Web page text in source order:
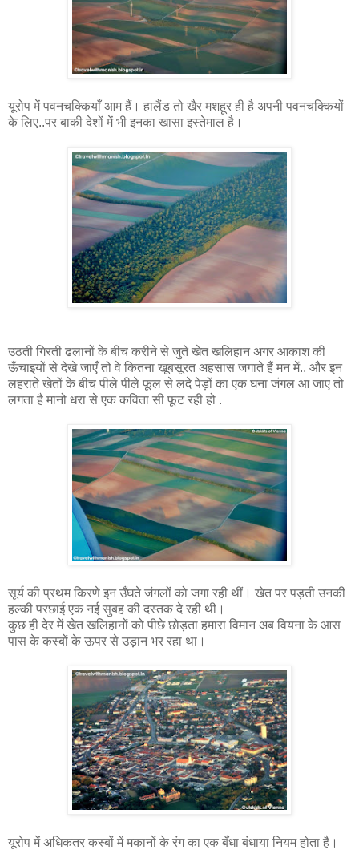
यूरोप में पवनचक्कियाँ आम हैं। हालैंड तो खैर मशहूर ही है अपनी पवनचक्कियों
के लिए..पर बाकी देशों में भी इनका खासा इस्तेमाल है।
उठती गिरती ढलानों के बीच करीने से जुते खेत खलिहान अगर आकाश की
ऊँचाइयों से देखे जाएँ तो वे कितना खूबसूरत अहसास जगाते हैं मन में.. और इन
लहराते खेतों के बीच पीले पीले फूल से लदे पेड़ों का एक घना जंगल आ जाए तो
लगता है मानो धरा से एक कविता सी फूट रही हो .
सूर्य की प्रथम किरणे इन उँघते जंगलों को जगा रही थीं। खेत पर पड़ती उनकी
हल्की परछाई एक नई सुबह की दस्तक दे रही थी।
कुछ ही देर में खेत खलिहानों को पीछे छोड़ता हमारा विमान अब वियना के आस
पास के कस्बों के ऊपर से उड़ान भर रहा था।
यूरोप में अधिकतर कस्बों में मकानों के रंग का एक बँधा बंधाया नियम होता है।